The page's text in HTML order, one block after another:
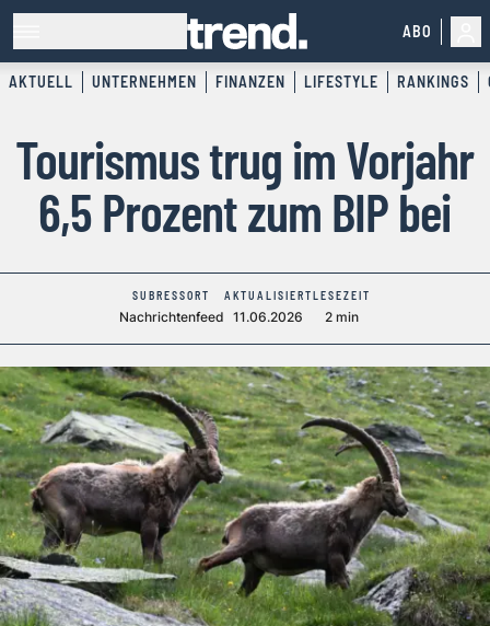
ABO
AKTUELL UNTERNEHMEN FINANZEN LIFESTYLE RANKINGS
Tourismus trug im Vorjahr
6,5 Prozent zum BIP bei
SUBRESSORT
Nachrichtenfeed
AKTUALISIERT
11.06.2026
LESEZEIT
2 min